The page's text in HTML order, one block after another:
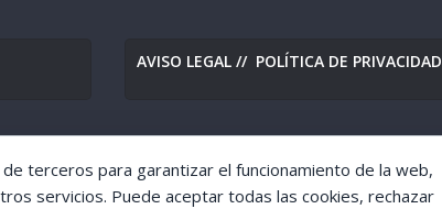
AVISO LEGAL // POLÍTICA DE PRIVACIDAD
rights reserved.
terceros para garantizar el funcionamiento de la web,
servicios. Puede aceptar todas las cookies, rechazar